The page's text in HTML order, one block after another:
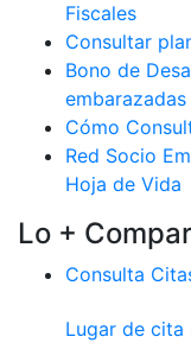
Fiscales
Consultar
Bono de
Cómo
Red Socio
Hoja de Vida
Lo +
Consulta
Lugar de cita